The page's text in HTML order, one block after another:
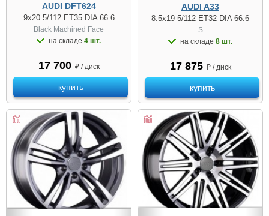
AUDI DFT624
9x20 5/112 ET35 DIA 66.6
Black Machined Face
на складе 4 шт.
17 700 ₽ / диск
купить
AUDI A33
8.5x19 5/112 ET32 DIA 66.6
S
на складе 8 шт.
17 875 ₽ / диск
купить